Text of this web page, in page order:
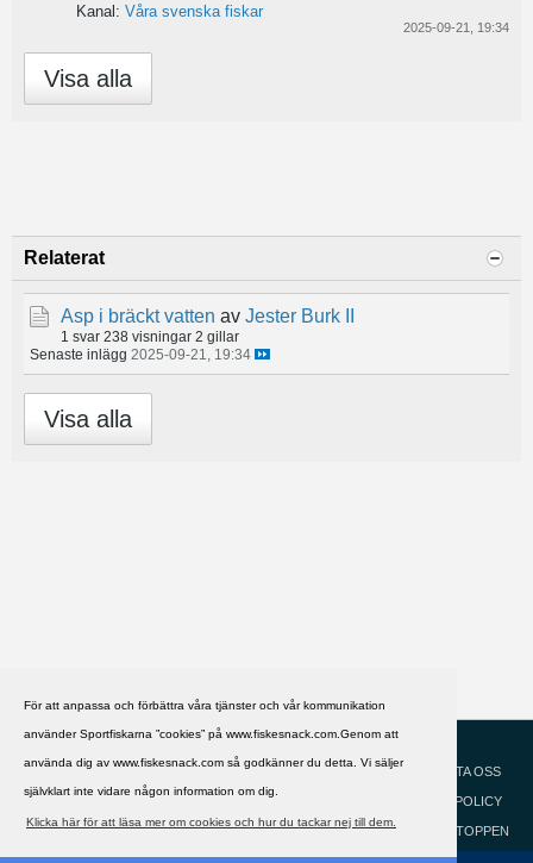
För att anpassa och förbättra våra tjänster och vår kommunikation
använder Sportfiskarna ”cookies” på www.fiskesnack.com.Genom att
använda dig av www.fiskesnack.com så godkänner du detta. Vi säljer
självklart inte vidare någon information om dig.
Klicka här för att läsa mer om cookies och hur du tackar nej till dem.
Kanal: Våra svenska fiskar
2025-09-21, 19:34
Visa alla
Relaterat
Asp i bräckt vatten av Jester Burk II
1 svar 238 visningar 2 gillar
Senaste inlägg 2025-09-21, 19:34
Visa alla
HJÄLP
KONTAKTA OSS
COOKIEPOLICY
GÅ TILL TOPPEN